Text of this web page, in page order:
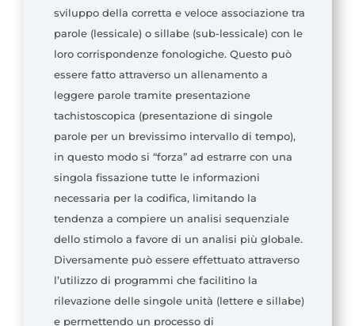
sviluppo della corretta e veloce associazione tra
parole (lessicale) o sillabe (sub-lessicale) con le
loro corrispondenze fonologiche. Questo può
essere fatto attraverso un allenamento a
leggere parole tramite presentazione
tachistoscopica (presentazione di singole
parole per un brevissimo intervallo di tempo),
in questo modo si “forza” ad estrarre con una
singola fissazione tutte le informazioni
necessaria per la codifica, limitando la
tendenza a compiere un analisi sequenziale
dello stimolo a favore di un analisi più globale.
Diversamente può essere effettuato attraverso
l’utilizzo di programmi che facilitino la
rilevazione delle singole unità (lettere e sillabe)
e permettendo un processo di